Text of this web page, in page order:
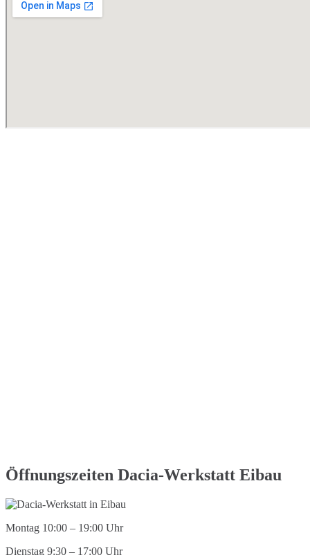
Öffnungszeiten Dacia-Werkstatt Eibau
Montag 10:00 – 19:00 Uhr
Dienstag 9:30 – 17:00 Uhr